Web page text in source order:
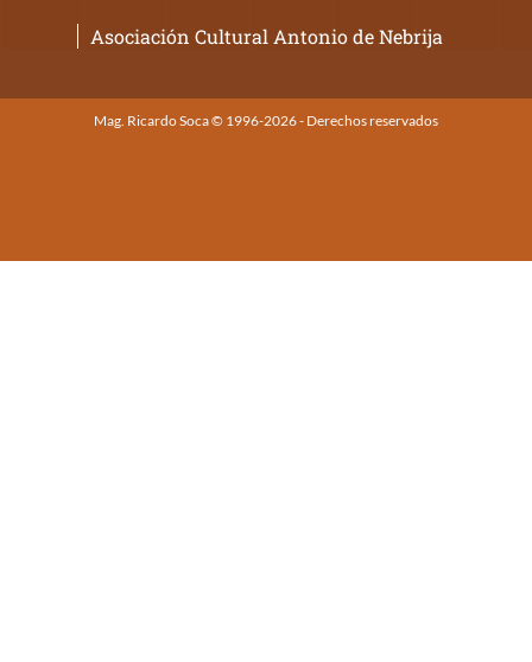
Asociación Cultural Antonio de Nebrija
Mag. Ricardo Soca © 1996-2026 - Derechos reservados